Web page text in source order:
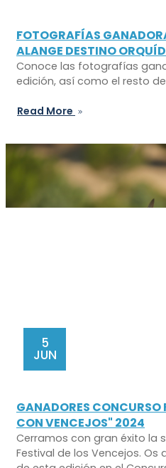
FOTOGRAFÍAS
ALANGE DESTINO
Conoce las fotografías
edición, así como el resto
Read More
5
JUN
GANADORES
CON VENCEJOS" 2024
Cerramos con gran éxito la
Festival de los Vencejos.